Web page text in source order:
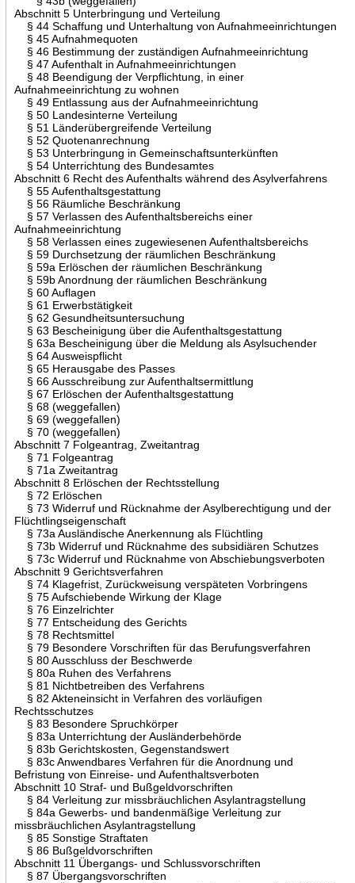
Abschnitt 5 Unterbringung und Verteilung
§ 44 Schaffung und Unterhaltung von Aufnahmeeinrichtungen
§ 45 Aufnahmequoten
§ 46 Bestimmung der zuständigen Aufnahmeeinrichtung
§ 47 Aufenthalt in Aufnahmeeinrichtungen
§ 48 Beendigung der Verpflichtung, in einer
Aufnahmeeinrichtung zu wohnen
§ 49 Entlassung aus der Aufnahmeeinrichtung
§ 50 Landesinterne Verteilung
§ 51 Länderübergreifende Verteilung
§ 52 Quotenanrechnung
§ 53 Unterbringung in Gemeinschaftsunterkünften
§ 54 Unterrichtung des Bundesamtes
Abschnitt 6 Recht des Aufenthalts während des Asylverfahrens
§ 55 Aufenthaltsgestattung
§ 56 Räumliche Beschränkung
§ 57 Verlassen des Aufenthaltsbereichs einer
Aufnahmeeinrichtung
§ 58 Verlassen eines zugewiesenen Aufenthaltsbereichs
§ 59 Durchsetzung der räumlichen Beschränkung
§ 59a Erlöschen der räumlichen Beschränkung
§ 59b Anordnung der räumlichen Beschränkung
§ 60 Auflagen
§ 61 Erwerbstätigkeit
§ 62 Gesundheitsuntersuchung
§ 63 Bescheinigung über die Aufenthaltsgestattung
§ 63a Bescheinigung über die Meldung als Asylsuchender
§ 64 Ausweispflicht
§ 65 Herausgabe des Passes
§ 66 Ausschreibung zur Aufenthaltsermittlung
§ 67 Erlöschen der Aufenthaltsgestattung
§ 68 (weggefallen)
§ 69 (weggefallen)
§ 70 (weggefallen)
Abschnitt 7 Folgeantrag, Zweitantrag
§ 71 Folgeantrag
§ 71a Zweitantrag
Abschnitt 8 Erlöschen der Rechtsstellung
§ 72 Erlöschen
§ 73 Widerruf und Rücknahme der Asylberechtigung und der
Flüchtlingseigenschaft
§ 73a Ausländische Anerkennung als Flüchtling
§ 73b Widerruf und Rücknahme des subsidiären Schutzes
§ 73c Widerruf und Rücknahme von Abschiebungsverboten
Abschnitt 9 Gerichtsverfahren
§ 74 Klagefrist, Zurückweisung verspäteten Vorbringens
§ 75 Aufschiebende Wirkung der Klage
§ 76 Einzelrichter
§ 77 Entscheidung des Gerichts
§ 78 Rechtsmittel
§ 79 Besondere Vorschriften für das Berufungsverfahren
§ 80 Ausschluss der Beschwerde
§ 80a Ruhen des Verfahrens
§ 81 Nichtbetreiben des Verfahrens
§ 82 Akteneinsicht in Verfahren des vorläufigen
Rechtsschutzes
§ 83 Besondere Spruchkörper
§ 83a Unterrichtung der Ausländerbehörde
§ 83b Gerichtskosten, Gegenstandswert
§ 83c Anwendbares Verfahren für die Anordnung und
Befristung von Einreise- und Aufenthaltsverboten
Abschnitt 10 Straf- und Bußgeldvorschriften
§ 84 Verleitung zur missbräuchlichen Asylantragstellung
§ 84a Gewerbs- und bandenmäßige Verleitung zur
missbräuchlichen Asylantragstellung
§ 85 Sonstige Straftaten
§ 86 Bußgeldvorschriften
Abschnitt 11 Übergangs- und Schlussvorschriften
§ 87 Übergangsvorschriften